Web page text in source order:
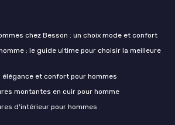
chez Besson : un choix mode et confort
: le guide ultime pour choisir la meilleure
et confort pour hommes
montantes en cuir pour homme
d'intérieur pour hommes